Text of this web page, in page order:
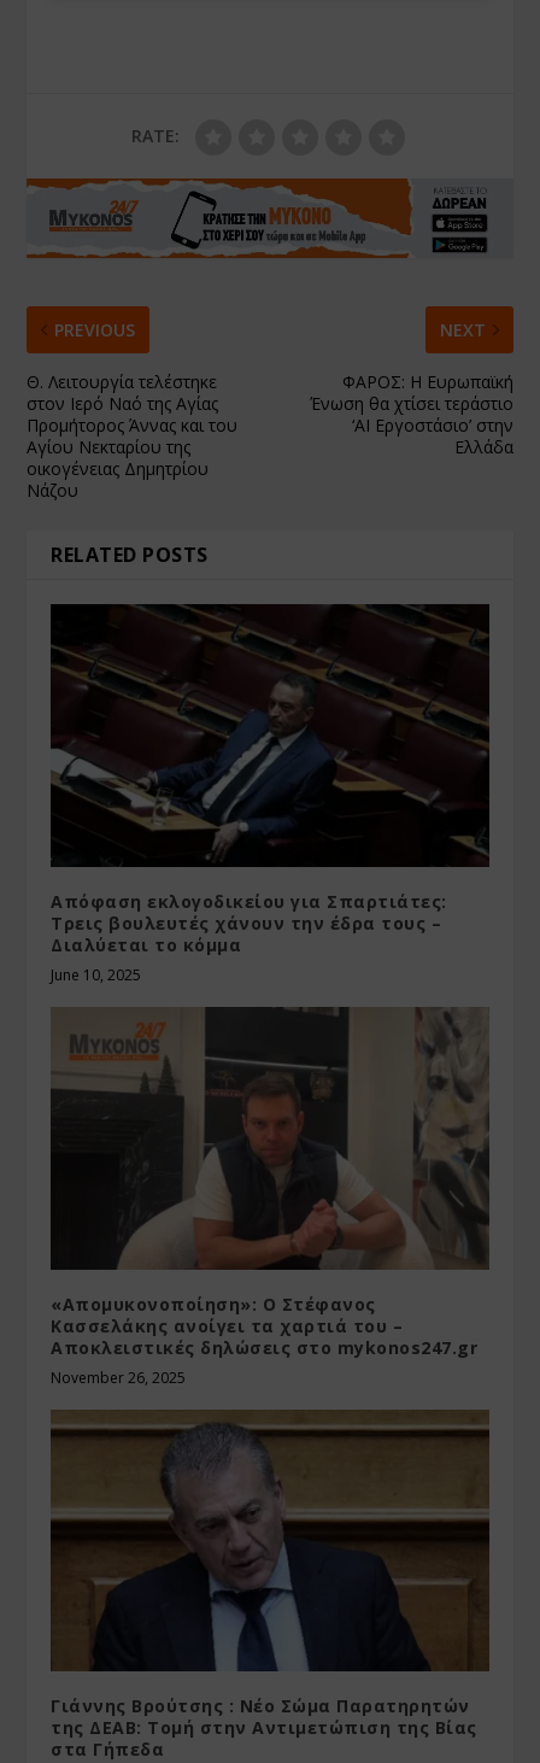
RATE:
PREVIOUS
Θ. Λειτουργία τελέστηκε
στον Ιερό Ναό της Αγίας
Προμήτορος Άννας και του
Αγίου Νεκταρίου της
οικογένειας Δημητρίου
Νάζου
NEXT
ΦΑΡΟΣ: Η Ευρωπαϊκή
Ένωση θα χτίσει τεράστιο
‘AI Εργοστάσιο’ στην
Ελλάδα
RELATED POSTS
Απόφαση εκλογοδικείου για Σπαρτιάτες:
Tρεις βουλευτές χάνουν την έδρα τους –
Διαλύεται το κόμμα
June 10, 2025
«Απομυκονοποίηση»: Ο Στέφανος
Κασσελάκης ανοίγει τα χαρτιά του –
Αποκλειστικές δηλώσεις στο mykonos247.gr
November 26, 2025
Γιάννης Βρούτσης : Νέο Σώμα Παρατηρητών
της ΔΕΑΒ: Τομή στην Αντιμετώπιση της Βίας
στα Γήπεδα